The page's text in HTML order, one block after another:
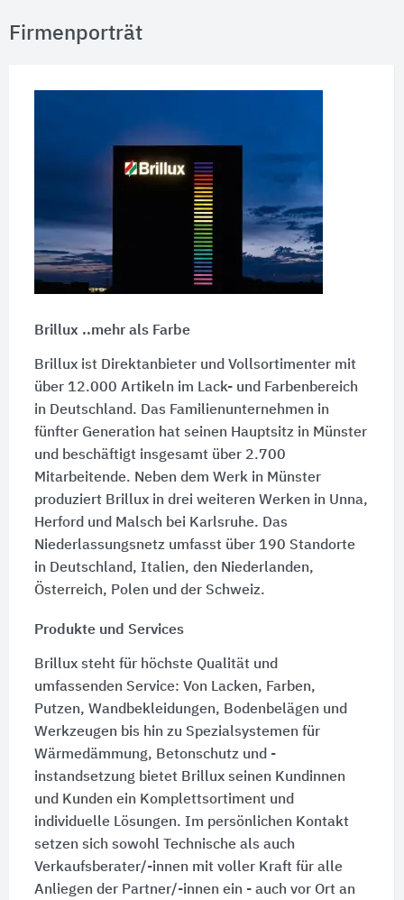
Firmenporträt
Brillux ..mehr als Farbe
Brillux ist Direktanbieter und Vollsortimenter mit
über 12.000 Artikeln im Lack- und Farbenbereich
in Deutschland. Das Familienunternehmen in
fünfter Generation hat seinen Hauptsitz in Münster
und beschäftigt insgesamt über 2.700
Mitarbeitende. Neben dem Werk in Münster
produziert Brillux in drei weiteren Werken in Unna,
Herford und Malsch bei Karlsruhe. Das
Niederlassungsnetz umfasst über 190 Standorte
in Deutschland, Italien, den Niederlanden,
Österreich, Polen und der Schweiz.
Produkte und Services
Brillux steht für höchste Qualität und
umfassenden Service: Von Lacken, Farben,
Putzen, Wandbekleidungen, Bodenbelägen und
Werkzeugen bis hin zu Spezialsystemen für
Wärmedämmung, Betonschutz und -
instandsetzung bietet Brillux seinen Kundinnen
und Kunden ein Komplettsortiment und
individuelle Lösungen. Im persönlichen Kontakt
setzen sich sowohl Technische als auch
Verkaufsberater/-innen mit voller Kraft für alle
Anliegen der Partner/-innen ein - auch vor Ort an